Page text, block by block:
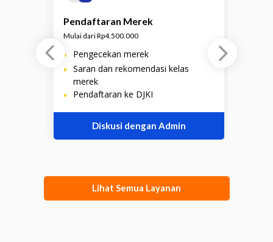
Pendaftaran Merek
Mulai dari Rp4.500.000
• Pengecekan merek
• Saran dan rekomendasi kelas
merek
• Pendaftaran ke DJKI
Diskusi dengan Admin
Lihat Semua Layanan